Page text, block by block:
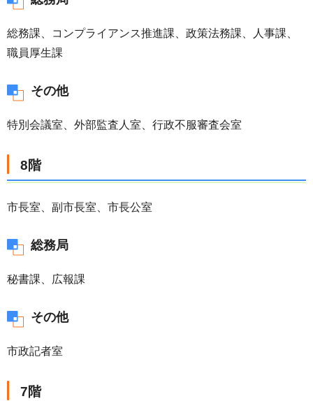
総務課、コンプライアンス推進課、政策法務課、人事課、
職員厚生課
その他
特別会議室、外部監査人室、行政不服審査会室
8階
市長室、副市長室、市長公室
総務局
秘書課、広報課
その他
市政記者室
7階